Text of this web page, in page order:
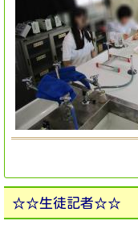
☆☆生徒記者☆☆